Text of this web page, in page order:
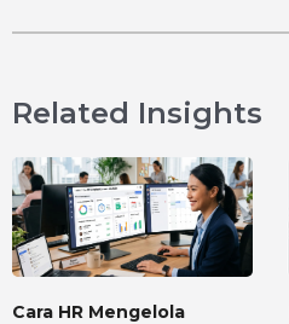
Related Insights
Cara HR Mengelola